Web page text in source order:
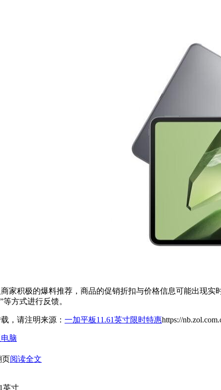
家积极的爆料推荐，商品的促销折扣与价格信息可能出现
方式进行反馈。
，请注明来源： 一加平板11.61英寸限时特惠https://
脑
页阅读全文
英寸